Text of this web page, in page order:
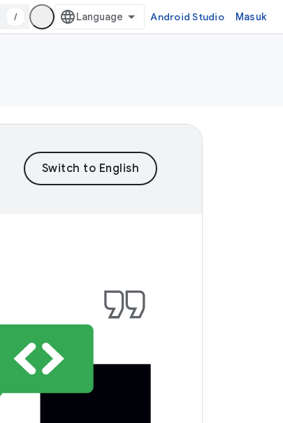
/ Android Studio Masuk